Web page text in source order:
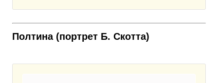
Полтина (портрет Б. Скотта)